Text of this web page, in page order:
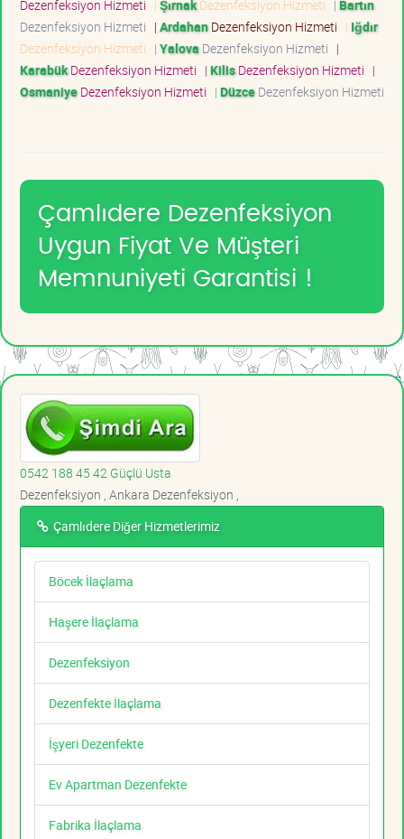
Dezenfeksiyon Hizmeti | ŞırnakDezenfeksiyon Hizmeti | Bartın
Dezenfeksiyon Hizmeti | ArdahanDezenfeksiyon Hizmeti | Iğdır
Dezenfeksiyon Hizmeti | Yalova Dezenfeksiyon Hizmeti |
KarabükDezenfeksiyon Hizmeti | KilisDezenfeksiyon Hizmeti |
OsmaniyeDezenfeksiyon Hizmeti | DüzceDezenfeksiyon Hizmeti
Çamlıdere Dezenfeksiyon
Uygun Fiyat Ve Müşteri
Memnuniyeti Garantisi !
0542 188 45 42 Güçlü Usta
Dezenfeksiyon , Ankara Dezenfeksiyon ,
Çamlıdere Diğer Hizmetlerimiz
Böcek İlaçlama
Haşere İlaçlama
Dezenfeksiyon
Dezenfekte İlaçlama
İşyeri Dezenfekte
Ev Apartman Dezenfekte
Fabrika İlaçlama